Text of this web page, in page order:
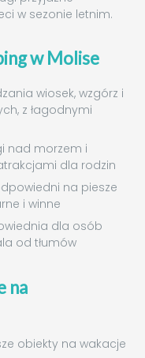
w sezonie letnim.
w Molise
wiosek, wzgórz i
z łagodnymi
nad morzem i
dla rodzin
na piesze
i winne
dla osób
od tłumów
na
obiekty na wakacje